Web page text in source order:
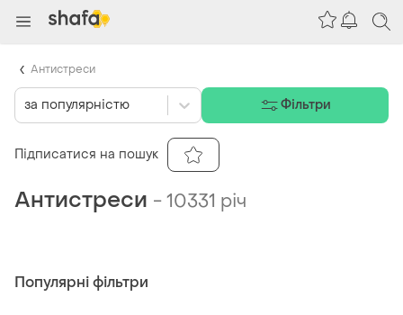
Антистреси -10331 річ
Популярні фільтри
за популярністю Фільтри
Підписатися на пошук
Антистреси